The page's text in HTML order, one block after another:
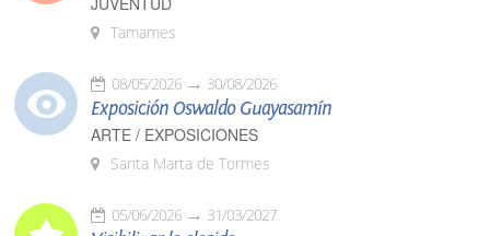
Tamames
08/05/2026 30/08/2026
Exposición Oswaldo Guayasamín
ARTE / EXPOSICIONES
Santa Marta de Tormes
05/06/2026 31/03/2027